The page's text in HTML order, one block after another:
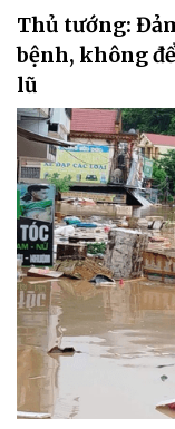
Thủ tướng:
bệnh, không
lũ